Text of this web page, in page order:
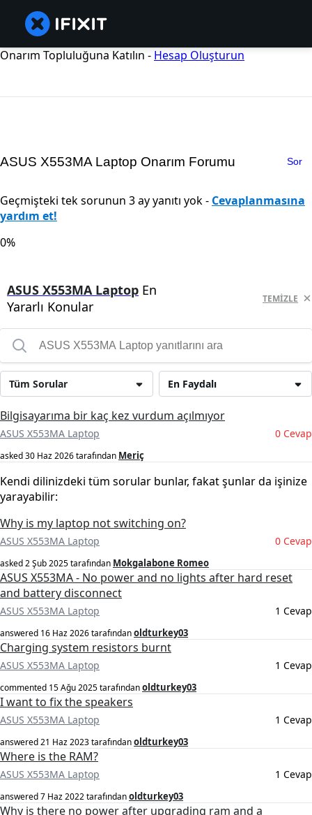
Onarım Topluluğuna Katılın - Hesap Oluşturun
ASUS X553MA Laptop Onarım Forumu Sor
Geçmişteki tek sorunun 3 ay yanıtı yok - Cevaplanmasına
yardım et!
0%
ASUS X553MA Laptop En
Yararlı Konular
TEMIZLE
En Faydalı
Tüm Sorular
Bilgisayarıma bir kaç kez vurdum açılmıyor
ASUS X553MA Laptop 0 Cevap
asked30 Haz 2026tarafından Meriç
Kendi dilinizdeki tüm sorular bunlar, fakat şunlar da işinize
yarayabilir:
Why is my laptop not switching on?
ASUS X553MA Laptop 0 Cevap
asked2 Şub 2025tarafından Mokgalabone Romeo
ASUS X553MA - No power and no lights after hard reset
and battery disconnect
ASUS X553MA Laptop 1 Cevap
answered 16 Haz 2026tarafındanoldturkey03
Charging system resistors burnt
ASUS X553MA Laptop 1 Cevap
commented 15 Ağu 2025tarafındanoldturkey03
I want to fix the speakers
ASUS X553MA Laptop 1 Cevap
answered21 Haz 2023tarafındanoldturkey03
Where is the RAM?
ASUS X553MA Laptop 1 Cevap
answered7 Haz 2022tarafındanoldturkey03
Why is there no power after upgrading ram and a